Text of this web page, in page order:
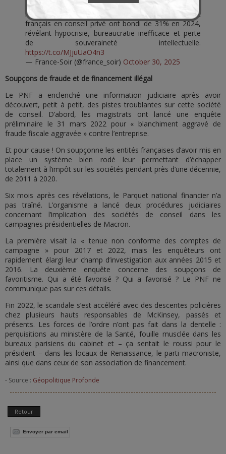
Malgré les promesses post-scandale McKinsey de
réinternaliser les compétences, les dépenses de l'État
français en conseil privé ont bondi de 31% en 2024,
révélant hypocrisie, bureaucratie inefficace et perte
de souveraineté intellectuelle.
https://t.co/MJjuUaO4n3
— France-Soir (@france_soir) October 30, 2025
Soupçons de fraude et de financement illégal
Le PNF a enclenché une information judiciaire après avoir
découvert, petit à petit, des pistes troublantes sur cette société
de conseil. D’abord, les magistrats ont lancé une enquête
préliminaire le 31 mars 2022 pour « blanchiment aggravé de
fraude fiscale aggravée » contre l’entreprise.
Et pour cause ! On soupçonne les entités françaises d’avoir mis en
place un système bien rodé leur permettant d’échapper
totalement à l’impôt sur les sociétés pendant près d’une décennie,
de 2011 à 2020.
Six mois après ces révélations, le Parquet national financier n’a
pas traîné. L’organisme a lancé deux procédures judiciaires
concernant l’implication des sociétés de conseil dans les
campagnes présidentielles de Macron.
La première visait la « tenue non conforme des comptes de
campagne » pour 2017 et 2022, mais les enquêteurs ont
rapidement élargi leur champ d’investigation aux années 2015 et
2016. La deuxième enquête concerne des soupçons de
favoritisme. Qui a été favorisé ? Qui a favorisé ? Le PNF ne
communique pas sur ces détails.
Fin 2022, le scandale s’est accéléré avec des descentes policières
chez plusieurs hauts responsables de McKinsey, passés et
présents. Les forces de l’ordre n’ont pas fait dans la dentelle :
perquisitions au ministère de la Santé, fouille musclée dans les
bureaux parisiens du cabinet et – ça sentait le roussi pour le
président – dans les locaux de Renaissance, le parti macroniste,
ainsi que dans ceux de son association de financement.
- Source : Géopolitique Profonde
Retour
Envoyer par email